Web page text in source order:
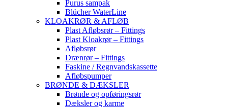
Purus sampak
Blücher WaterLine
KLOAKRØR & AFLØB
Plast Afløbsrør – Fittings
Plast Kloakrør – Fittings
Afløbsrør
Drænrør – Fittings
Faskine / Regnvandskassette
Afløbspumper
BRØNDE & DÆKSLER
Brønde og opføringsrør
Dæksler og karme